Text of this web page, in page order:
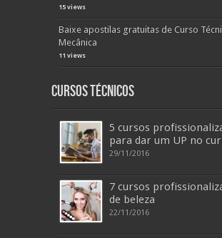
15 views
Baixe apostilas gratuitas de Curso
Mecânica
11 views
Cursos Técnicos
5 cursos
para dar um UP no
29/11/2016
7 cursos
de beleza
22/11/2016